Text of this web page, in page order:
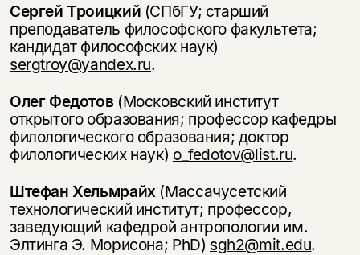
Сергей Троицкий (СПбГУ; старший
преподаватель философского факультета;
кандидат философских наук)
sergtroy@yandex.ru.
Олег Федотов(Московский институт
открытого образования; профессор кафедры
филологического образования; доктор
филологических наук) o_fedotov@list.ru.
Штефан Хельмрайх (Массачусетский
технологический институт; профессор,
заведующий кафедрой антропологии им.
Элтинга Э. Морисона; PhD) sgh2@mit.edu.